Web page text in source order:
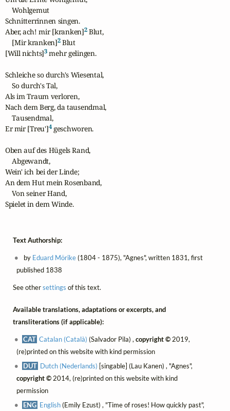
    Wohlgemut
Schnitterrinnen singen.
Aber, ach! mir [kranken]2 Blut,
    [Mir kranken]
2 Blut
[Will nichts]3 mehr gelingen.
Schleiche so durch's Wiesental,
    So durch's Tal,
Als im Traum verloren,
Nach dem Berg, da tausendmal,
    Tausendmal,
Er mir [Treu']4 geschworen.
Oben auf des Hügels Rand,
    Abgewandt,
Wein' ich bei der Linde;
An dem Hut mein Rosenband,
    Von seiner Hand,
Spielet in dem Winde.
Text Authorship:
by Eduard Mörike(1804 - 1875), "Agnes", written 1831, first
published 1838
See othersettings of this text.
Available translations, adaptations or excerpts, and
transliterations (if applicable):
CAT Catalan (Català) (Salvador Pila) ,copyright © 2019,
(re)printed on this website with kind permission
DUT Dutch (Nederlands) [singable] (Lau Kanen) , "Agnes",
copyright ©2014, (re)printed on this website with kind
permission
ENG English(Emily Ezust) , "Time of roses! How quickly past",